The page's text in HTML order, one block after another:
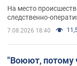
На место
следственно-
7.08.2026 18:40
"Воюют, потому